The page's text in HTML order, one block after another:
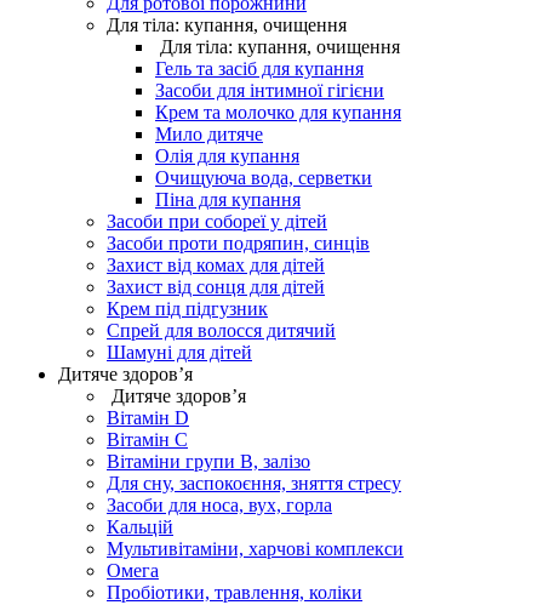
Для тіла: купання, очищення
Для тіла: купання, очищення
Гель та засіб для купання
Засоби для інтимної гігієни
Крем та молочко для купання
Мило дитяче
Олія для купання
Очищуюча вода, серветки
Піна для купання
Засоби при собореї у дітей
Засоби проти подряпин, синців
Захист від комах для дітей
Захист від сонця для дітей
Крем під підгузник
Спрей для волосся дитячий
Шамуні для дітей
Дитяче здоров’я
Дитяче здоров’я
Вітамін D
Вітамін С
Вітаміни групи В, залізо
Для сну, заспокоєння, зняття стресу
Засоби для носа, вух, горла
Кальцій
Мультивітаміни, харчові комплекси
Омега
Пробіотики, травлення, коліки